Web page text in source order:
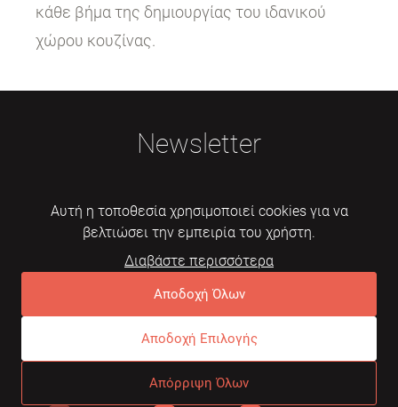
κάθε βήμα της δημιουργίας του ιδανικού
χώρου κουζίνας.
Newsletter
Εγγραφή
Συχνές ερωτήσειςΌροι χρήσης
Αυτή η τοποθεσία χρησιμοποιεί cookies για να
βελτιώσει την εμπειρία του χρήστη.
Διαβάστε περισσότερα
Αποδοχή Όλων
Αποδοχή Επιλογής
Απόρριψη Όλων